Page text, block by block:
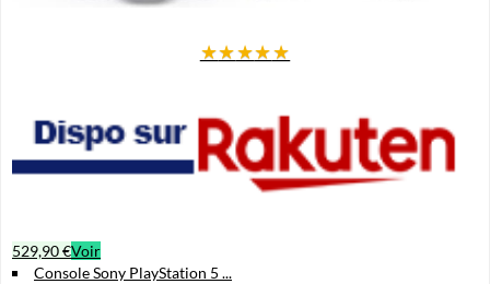
★★★★★
529,90 €Voir
Console Sony PlayStation 5 ...